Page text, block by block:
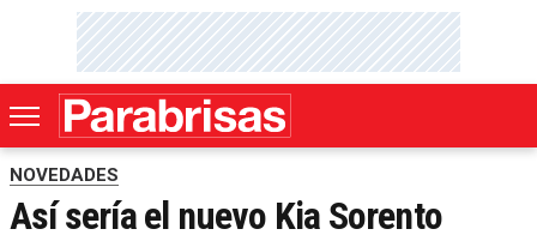
NOVEDADES
Así sería el nuevo Kia Sorento